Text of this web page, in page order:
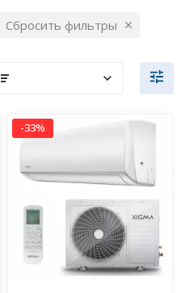
Сбросить фильтры
-33%